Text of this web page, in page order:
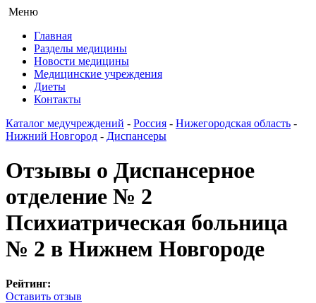
Меню
Главная
Разделы медицины
Новости медицины
Медицинские учреждения
Диеты
Контакты
Каталог медучреждений - Россия - Нижегородская область -
Нижний Новгород - Диспансеры
Отзывы о Диспансерное
отделение № 2
Психиатрическая больница
№ 2 в Нижнем Новгороде
Рейтинг:
Оставить отзыв